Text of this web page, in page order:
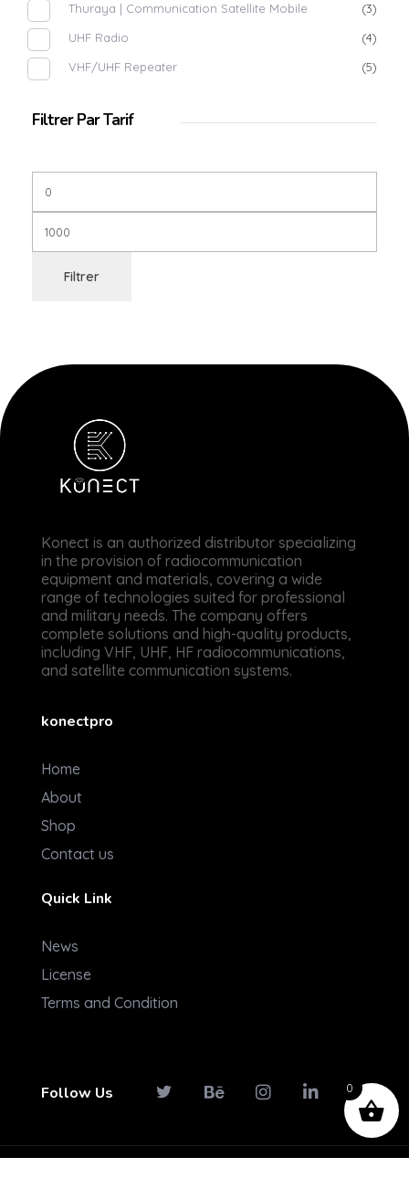
Thuraya | Communication Satellite Mobile
(3)
UHF Radio
(4)
VHF/UHF Repeater
(5)
Filtrer Par Tarif
Filtrer
Konect is an authorized distributor specializing
in the provision of radiocommunication
equipment and materials, covering a wide
range of technologies suited for professional
and military needs. The company offers
complete solutions and high-quality products,
including VHF, UHF, HF radiocommunications,
and satellite communication systems.
konectpro
Home
About
Shop
Contact us
Quick Link
News
License
Terms and Condition
Follow Us 0